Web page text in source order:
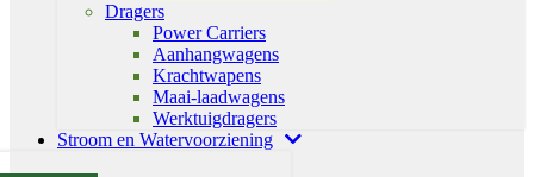
Dragers
Power Carriers
Aanhangwagens
Krachtwapens
Maai-laadwagens
Werktuigdragers
Stroom en Watervoorziening